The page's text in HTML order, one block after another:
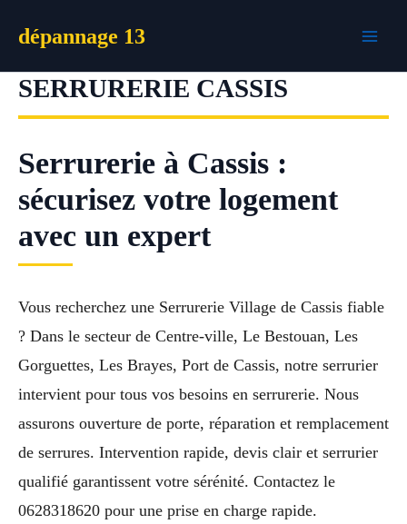
dépannage 13
SERRURERIE CASSIS
Serrurerie à Cassis :
sécurisez votre logement
avec un expert
Vous recherchez une Serrurerie Village de Cassis fiable
? Dans le secteur de Centre-ville, Le Bestouan, Les
Gorguettes, Les Brayes, Port de Cassis, notre serrurier
intervient pour tous vos besoins en serrurerie. Nous
assurons ouverture de porte, réparation et remplacement
de serrures. Intervention rapide, devis clair et serrurier
qualifié garantissent votre sérénité. Contactez le
0628318620 pour une prise en charge rapide.